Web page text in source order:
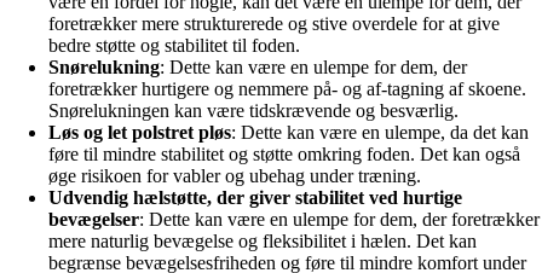
foretrækker mere strukturerede og stive overdele for at give
bedre støtte og stabilitet til foden.
Snørelukning: Dette kan være en ulempe for dem, der
foretrækker hurtigere og nemmere på- og af-tagning af skoene.
Snørelukningen kan være tidskrævende og besværlig.
Løs og let polstret pløs: Dette kan være en ulempe, da det kan
føre til mindre stabilitet og støtte omkring foden. Det kan også
øge risikoen for vabler og ubehag under træning.
Udvendig hælstøtte, der giver stabilitet ved hurtige
bevægelser: Dette kan være en ulempe for dem, der foretrækker
mere naturlig bevægelse og fleksibilitet i hælen. Det kan
begrænse bevægelsesfriheden og føre til mindre komfort under